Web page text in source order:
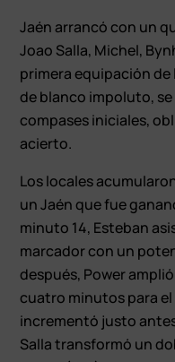
Jaén arrancó con un
Joao Salla, Michel,
primera equipación
de blanco impoluto,
compases iniciales,
acierto.
Los locales
un Jaén que fue
minuto 14, Esteban
marcador con un
después, Power
cuatro minutos para el
incrementó justo
Salla transformó un